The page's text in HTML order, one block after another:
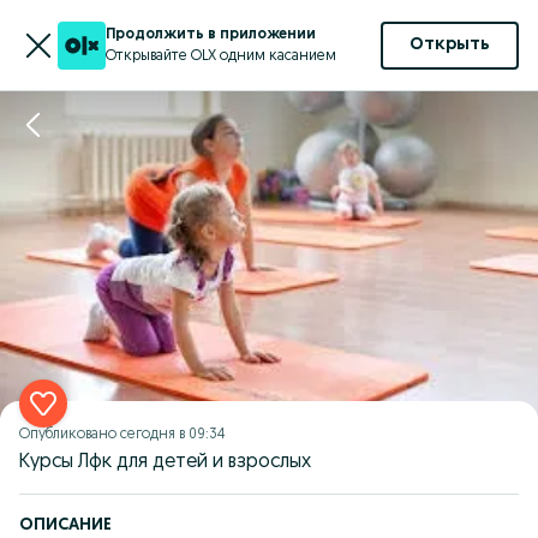
Продолжить в приложении
Открывайте OLX одним касанием
Открыть
Опубликовано сегодня в 09:34
Курсы Лфк для детей и взрослых
ОПИСАНИЕ